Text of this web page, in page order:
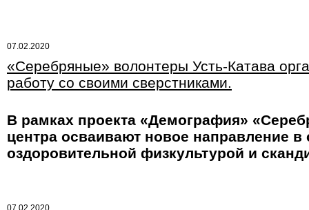
07.02.2020
«Серебряные» волонтеры Усть-Катава
работу со своими сверстниками.
В рамках проекта «Демография»
центра осваивают новое направление в
оздоровительной физкультурой и
07.02.2020